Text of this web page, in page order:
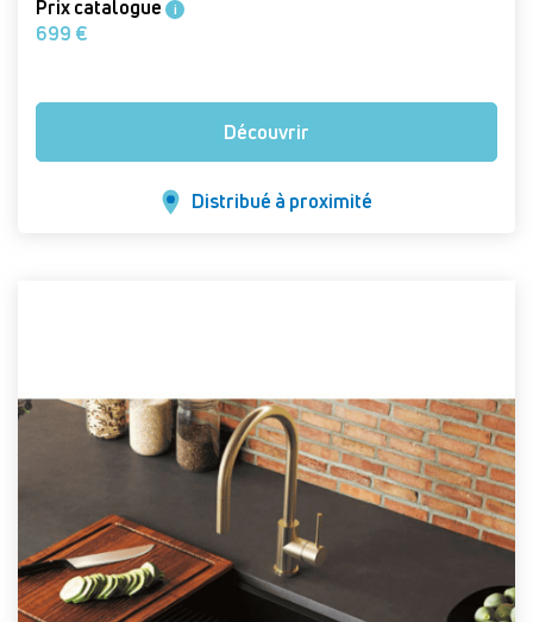
Prix catalogue i
699 €
Découvrir
Distribué à proximité